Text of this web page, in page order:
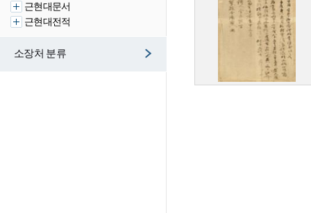
근현대문서
근현대전적
소장처 분류